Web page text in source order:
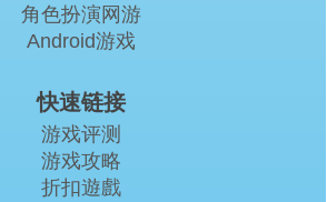
角色扮演网游
Android游戏
快速链接
游戏评测
游戏攻略
折扣遊戲